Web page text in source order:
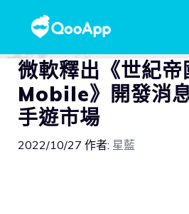
微軟釋出《世紀帝
Mobile》開發消
手遊市場
2022/10/27 作者: 星藍